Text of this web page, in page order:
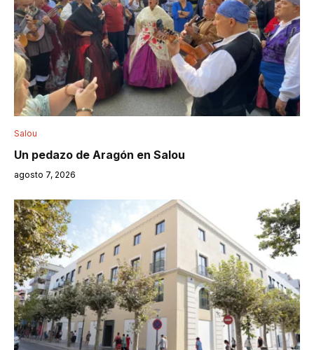
Salou
Un pedazo de Aragón en Salou
agosto 7, 2026